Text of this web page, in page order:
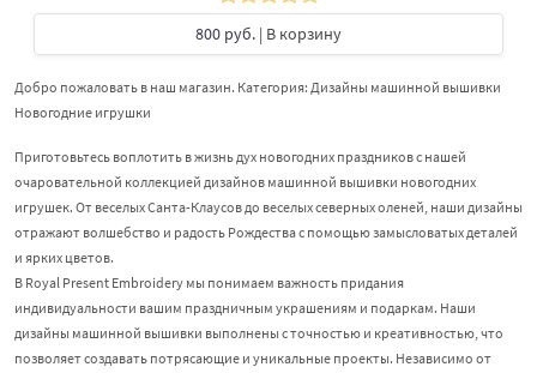
800 руб. | В корзину
Добро пожаловать в наш магазин. Категория: Дизайны машинной вышивки
Новогодние игрушки
Приготовьтесь воплотить в жизнь дух новогодних праздников с нашей
очаровательной коллекцией дизайнов машинной вышивки новогодних
игрушек. От веселых Санта-Клаусов до веселых северных оленей, наши дизайны
отражают волшебство и радость Рождества с помощью замысловатых деталей
и ярких цветов.
В Royal Present Embroidery мы понимаем важность придания
индивидуальности вашим праздничным украшениям и подаркам. Наши
дизайны машинной вышивки выполнены с точностью и креативностью, что
позволяет создавать потрясающие и уникальные проекты. Независимо от